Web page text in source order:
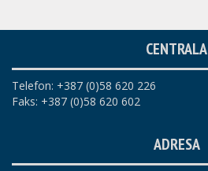
CENTRALA
Telefon: +387 (0)58 620 226
Faks: +387 (0)58 620 602
ADRESA